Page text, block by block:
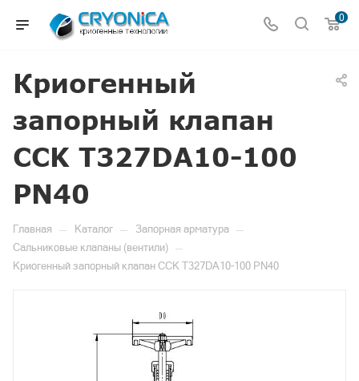
0
Криогенный
запорный клапан
CCK T327DA10-100
PN40
Главная — Каталог — Запорная арматура —
Сальниковые клапаны (вентили) —
Криогенный запорный клапан CCK T327DA10-100 PN40